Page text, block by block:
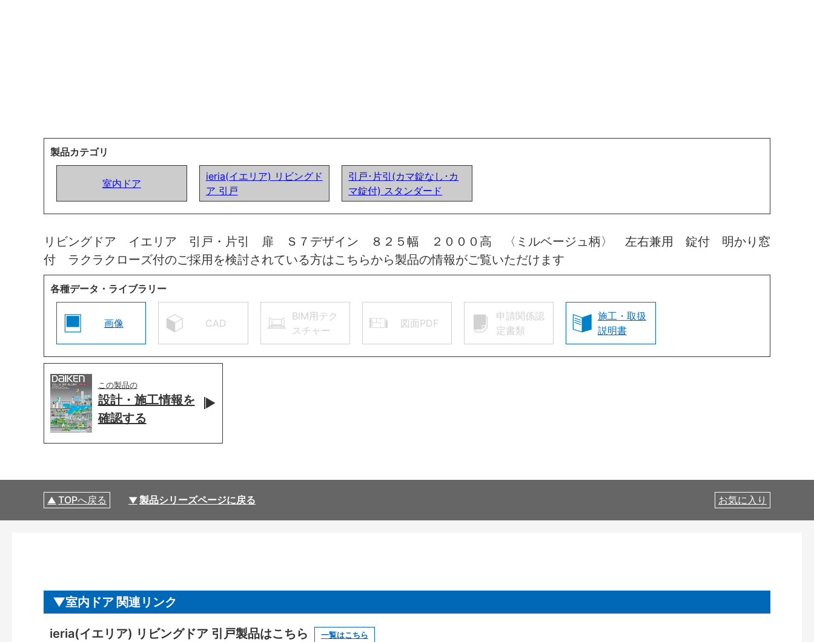
製品カテゴリ
室内ドア
ieria(イエリア) リビングド
ア 引戸
引戸･片引(カマ錠なし･カ
マ錠付) スタンダード
リビングドア イエリア 引戸・片引 扉 Ｓ７デザイン ８２５幅 ２０００高 〈ミルベージュ柄〉 左右兼用 錠付 明かり窓
付 ラクラクローズ付のご採用を検討されている方はこちらから製品の情報がご覧いただけます
各種データ・ライブラリー
画像 CAD
BIM用テク
スチャー
図面PDF
申請関係認
定書類
施工・取扱
説明書
この製品の
設計・施工情報を
確認する
TOPへ戻る 製品シリーズページに戻る お気に入り
室内ドア 関連リンク
ieria(イエリア) リビングドア 引戸製品はこちら 一覧はこちら